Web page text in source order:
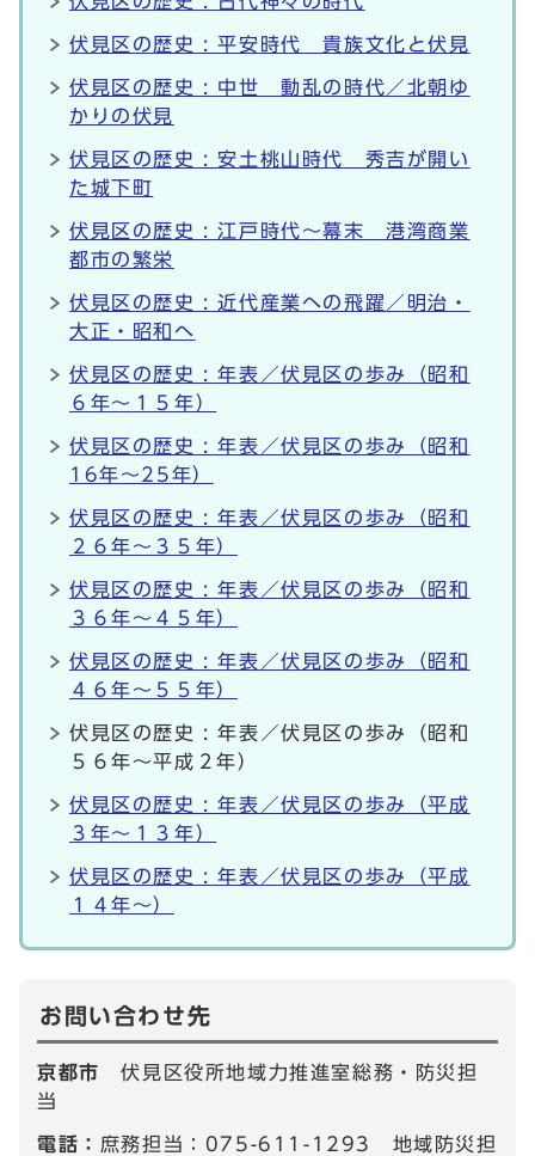
伏見区の歴史 : 平安時代 貴族文化と伏見
伏見区の歴史 : 中世 動乱の時代／北朝ゆ
かりの伏見
伏見区の歴史 : 安土桃山時代 秀吉が開い
た城下町
伏見区の歴史 : 江戸時代～幕末 港湾商業
都市の繁栄
伏見区の歴史 : 近代産業への飛躍／明治・
大正・昭和へ
伏見区の歴史 : 年表／伏見区の歩み（昭和
６年～１５年）
伏見区の歴史 : 年表／伏見区の歩み（昭和
16年～25年）
伏見区の歴史 : 年表／伏見区の歩み（昭和
２６年～３５年）
伏見区の歴史 : 年表／伏見区の歩み（昭和
３６年～４５年）
伏見区の歴史 : 年表／伏見区の歩み（昭和
４６年～５５年）
伏見区の歴史 : 年表／伏見区の歩み（昭和
５６年～平成２年）
伏見区の歴史 : 年表／伏見区の歩み（平成
３年～１３年）
伏見区の歴史 : 年表／伏見区の歩み（平成
１４年～）
お問い合わせ先
京都市伏見区役所地域力推進室総務・防災担
当
電話： 庶務担当：075-611-1293 地域防災担